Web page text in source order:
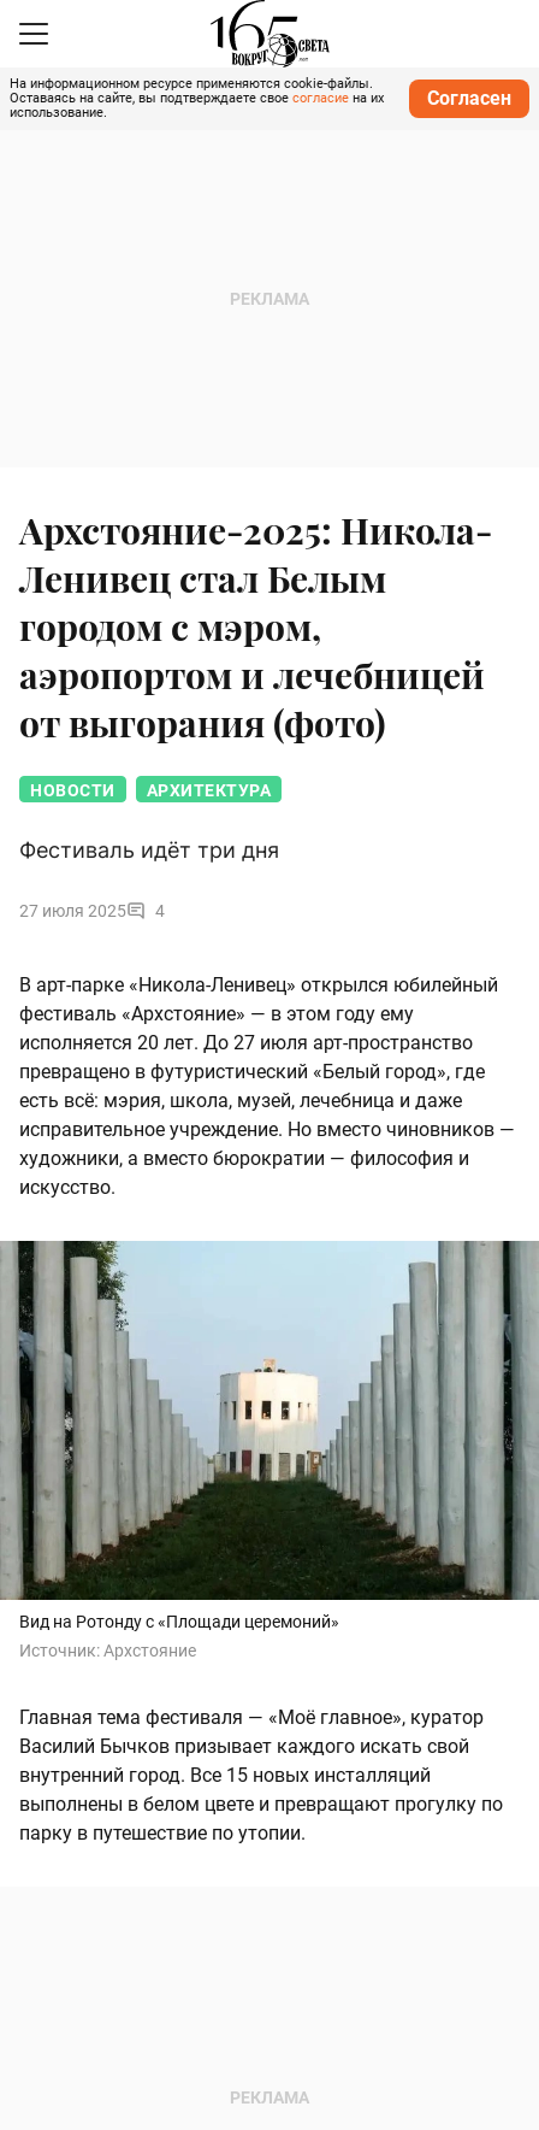
На информационном ресурсе применяются cookie-файлы.
Оставаясь на сайте, вы подтверждаете свое согласие на их
использование.
Согласен
Архстояние-2025: Никола-
Ленивец стал Белым
городом с мэром,
аэропортом и лечебницей
от выгорания (фото)
НОВОСТИ АРХИТЕКТУРА
Фестиваль идёт три дня
27 июля 2025 4
В арт-парке «Никола-Ленивец» открылся юбилейный
фестиваль «Архстояние» — в этом году ему
исполняется 20 лет. До 27 июля арт-пространство
превращено в футуристический «Белый город», где
есть всё: мэрия, школа, музей, лечебница и даже
исправительное учреждение. Но вместо чиновников —
художники, а вместо бюрократии — философия и
искусство.
Вид на Ротонду с «Площади церемоний»
Источник:Архстояние
Главная тема фестиваля — «Моё главное», куратор
Василий Бычков призывает каждого искать свой
внутренний город. Все 15 новых инсталляций
выполнены в белом цвете и превращают прогулку по
парку в путешествие по утопии.